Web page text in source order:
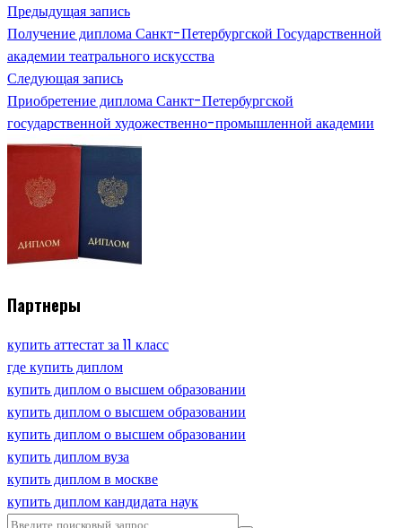
Предыдущая запись
Получение диплома Санкт-Петербургской Государственной
академии театрального искусства
Следующая запись
Приобретение диплома Санкт-Петербургской
государственной художественно-промышленной академии
Партнеры
купить аттестат за 11 класс
где купить диплом
купить диплом о высшем образовании
купить диплом о высшем образовании
купить диплом о высшем образовании
купить диплом вуза
купить диплом в москве
купить диплом кандидата наук